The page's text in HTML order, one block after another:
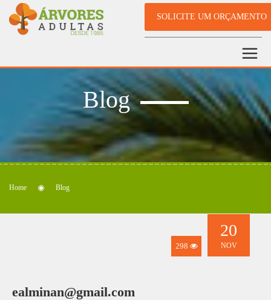
SOLICITE UM ORÇAMENTO
Blog
Home Blog
298
20
NOV
ealminan@gmail.com